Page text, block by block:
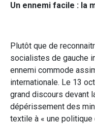
Un ennemi facile : la
Plutôt que de
socialistes de gauche
ennemi commode
internationale. Le 13
grand discours devant
dépérissement des
textile à « une politique